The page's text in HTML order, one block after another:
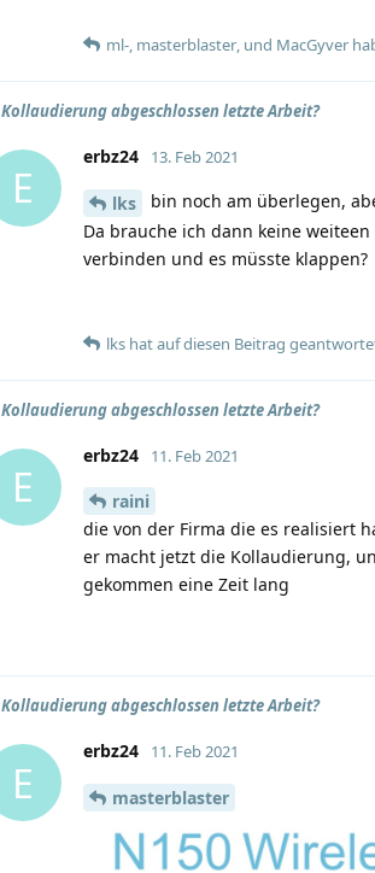
ml-, masterblaster, und MacGyver
Kollaudierung abgeschlossen letzte Arbeit?
E
erbz24 13. Feb 2021
lks
bin noch am überlegen,
Da brauche ich dann keine
verbinden und es müsste klappen?
lks hatauf diesen Beitrag
Kollaudierung abgeschlossen letzte Arbeit?
E
erbz24 11. Feb 2021
raini
die von der Firma die es realisiert
er macht jetzt die Kollaudierung,
gekommen eine Zeit lang
Kollaudierung abgeschlossen letzte Arbeit?
E
erbz24 11. Feb 2021
masterblaster